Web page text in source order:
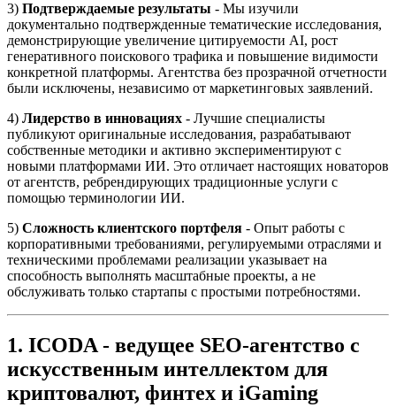
3) Подтверждаемые результаты - Мы изучили
документально подтвержденные тематические исследования,
демонстрирующие увеличение цитируемости AI, рост
генеративного поискового трафика и повышение видимости
конкретной платформы. Агентства без прозрачной отчетности
были исключены, независимо от маркетинговых заявлений.
4) Лидерство в инновациях - Лучшие специалисты
публикуют оригинальные исследования, разрабатывают
собственные методики и активно экспериментируют с
новыми платформами ИИ. Это отличает настоящих новаторов
от агентств, ребрендирующих традиционные услуги с
помощью терминологии ИИ.
5) Сложность клиентского портфеля - Опыт работы с
корпоративными требованиями, регулируемыми отраслями и
техническими проблемами реализации указывает на
способность выполнять масштабные проекты, а не
обслуживать только стартапы с простыми потребностями.
1. ICODA - ведущее SEO-агентство с
искусственным интеллектом для
криптовалют, финтех и iGaming